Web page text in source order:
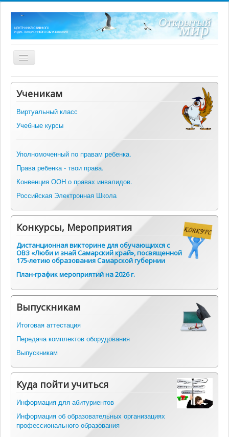
Включить/
выключить
Главная
О центре
Нормативные документы
Оборудование
Информация
Альманах инклюзивных практик
Контакты
Ученикам
Виртуальный класс
Учебные курсы
Уполномоченный по правам ребенка.
Права ребенка - твои права.
Конвенция ООН о правах инвалидов.
Российская Электронная Школа
Конкурсы, Мероприятия
Дистанционная викторине для обучающихся с
ОВЗ «Люби и знай Самарский край», посвященной
175-летию образования Самарской губернии
План-график мероприятий на 2026 г.
Выпускникам
Итоговая аттестация
Передача комплектов оборудования
Выпускникам
Куда пойти учиться
Информация для абитуриентов
Информация об образовательных организациях
профессионального образования